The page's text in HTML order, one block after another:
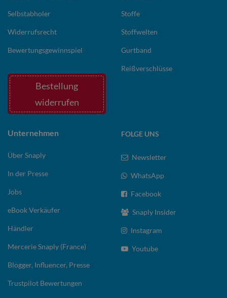
Selbstabholer
Widerrufsrecht
Bewertungsgewinnspiel
Bestellung
widerrufen
Stoffe
Stoffwelten
Gurtband
Reißverschlüsse
Unternehmen
Über Snaply
In der Presse
Jobs
eBook Verkäufer
Händler
Mercerie Snaply (France)
Blogger, Influencer, Presse
Trustpilot Bewertungen
FOLGE UNS
Newsletter
WhatsApp
Facebook
Snaply Insider
Instagram
Youtube